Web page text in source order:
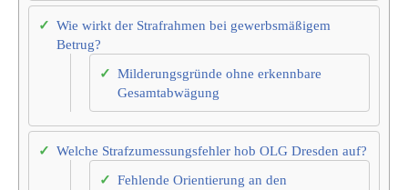
Wie wirkt der Strafrahmen bei gewerbsmäßigem
Betrug?
Milderungsgründe ohne erkennbare
Gesamtabwägung
Welche Strafzumessungsfehler hob OLG Dresden auf?
Fehlende Orientierung an den